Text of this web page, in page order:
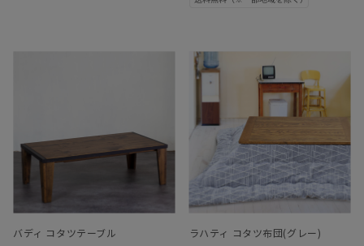
バディ コタツテーブル ラハティ コタツ布団(グレー)